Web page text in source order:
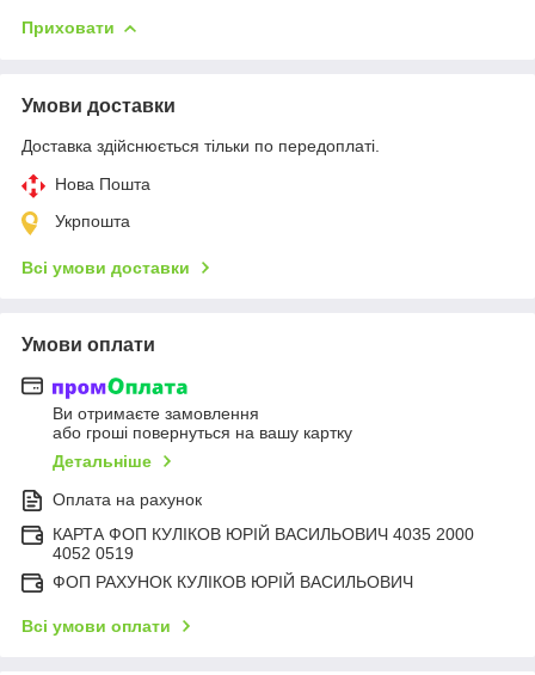
Приховати
Умови доставки
Доставка здійснюється тільки по передоплаті.
Нова Пошта
Укрпошта
Всі умови доставки
Умови оплати
Ви отримаєте замовлення
або гроші повернуться на вашу картку
Детальніше
Оплата на рахунок
КАРТА ФОП КУЛІКОВ ЮРІЙ ВАСИЛЬОВИЧ 4035 2000
4052 0519
ФОП РАХУНОК КУЛІКОВ ЮРІЙ ВАСИЛЬОВИЧ
Всі умови оплати